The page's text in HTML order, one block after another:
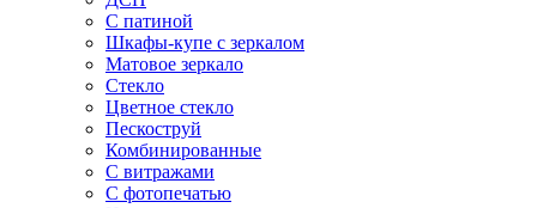
С патиной
Шкафы-купе с зеркалом
Матовое зеркало
Стекло
Цветное стекло
Пескоструй
Комбинированные
С витражами
С фотопечатью